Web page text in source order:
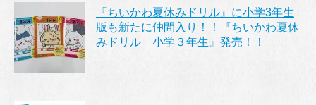
『ちいかわ夏休みドリル』に小学3年生
版も新たに仲間入り！！『ちいかわ夏休
みドリル 小学３年生』発売！！